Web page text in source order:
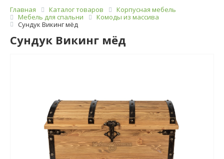
Главная Каталог товаров
Корпусная мебель
Мебель для спальни
Комоды из массива
Сундук Викинг мёд
Сундук Викинг мёд